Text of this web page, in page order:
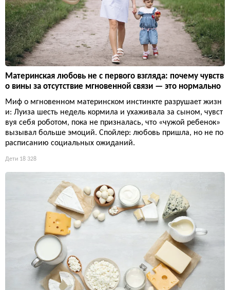
Материнская любовь не с первого взгляда: почему чувств
о вины за отсутствие мгновенной связи — это нормально
Миф о мгновенном материнском инстинкте разрушает жизн
и: Луиза шесть недель кормила и ухаживала за сыном, чувст
вуя себя роботом, пока не призналась, что «чужой ребенок»
вызывал больше эмоций. Спойлер: любовь пришла, но не по
расписанию социальных ожиданий.
Дети 18 328